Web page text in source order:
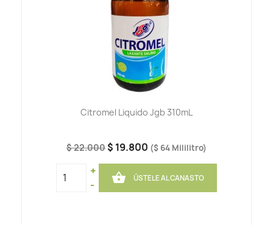
Citromel Liquido Jgb 310mL
$ 22.000 $ 19.800 ($ 64 Mililitro)
+
-
 ÚSTELE AL CANASTO